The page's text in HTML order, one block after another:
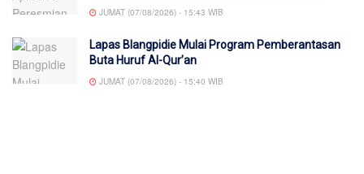
JUMAT (07/08/2026) - 15:43 WIB
Lapas Blangpidie Mulai Program Pemberantasan
Buta Huruf Al-Qur’an
JUMAT (07/08/2026) - 15:40 WIB